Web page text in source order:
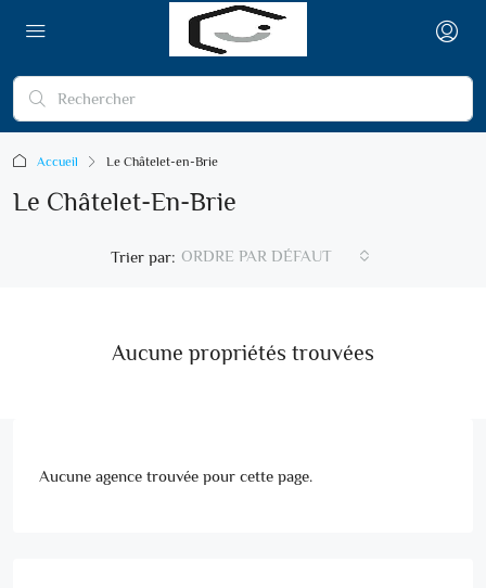
Accueil Le Châtelet-en-Brie
Le Châtelet-En-Brie
Trier par: ORDRE PAR DÉFAUT
Aucune propriétés trouvées
Aucune agence trouvée pour cette page.